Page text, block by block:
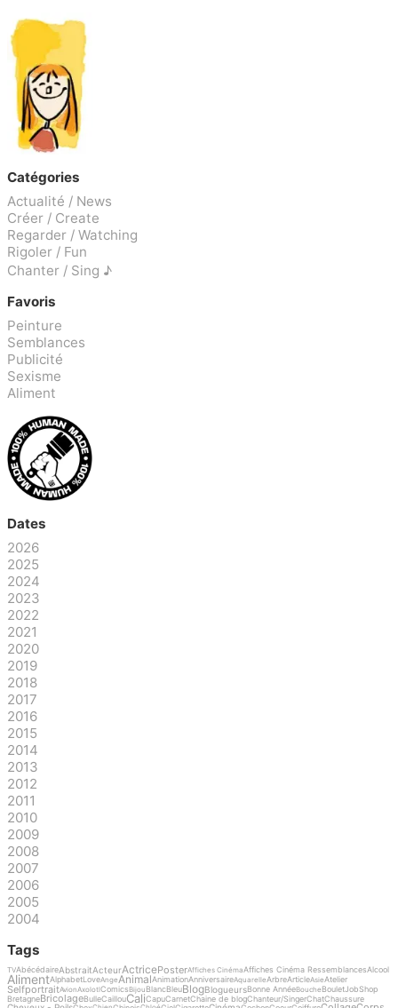
Catégories
Actualité / News
Créer / Create
Regarder / Watching
Rigoler / Fun
Chanter / Sing ♪
Favoris
Peinture
Semblances
Publicité
Sexisme
Aliment
Dates
2026
2025
2024
2023
2022
2021
2020
2019
2018
2017
2016
2015
2014
2013
2012
2011
2010
2009
2008
2007
2006
2005
2004
Tags
TVAbécédaireAbstraitActeurActricePosterAffiches CinémaAffiches Cinéma RessemblancesAlcool
AlimentAlphabetLoveAngeAnimalAnimationAnniversaireAquarelleArbreArticleAsieAtelier
SelfportraitAvionAxolotlComicsBijou BlancBleuBlogBlogueursBonne AnnéeBouche BouletJobShop
BretagneBricolageBulleCaillouCaliCapuCarnetChaine de blogChanteur/SingerChatChaussure